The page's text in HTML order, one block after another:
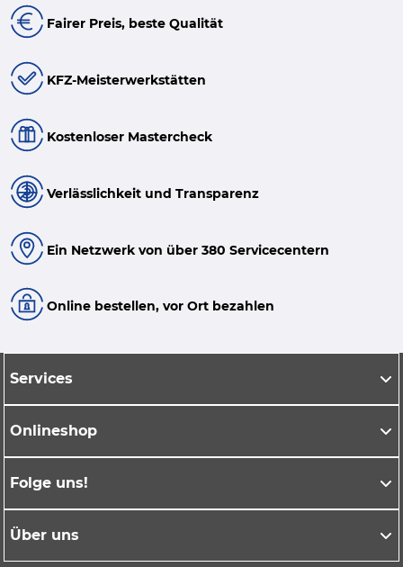
Fairer Preis, beste Qualität
KFZ-Meisterwerkstätten
Kostenloser Mastercheck
Verlässlichkeit und Transparenz
Ein Netzwerk von über 380 Servicecentern
Online bestellen, vor Ort bezahlen
Services
Onlineshop
Folge uns!
Über uns